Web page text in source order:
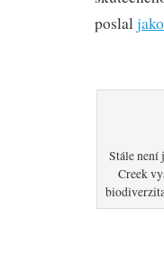
poslal
Stále není
Creek